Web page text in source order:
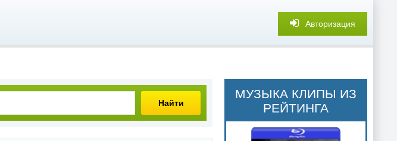
Авторизация
Найти
МУЗЫКА КЛИПЫ ИЗ
РЕЙТИНГА